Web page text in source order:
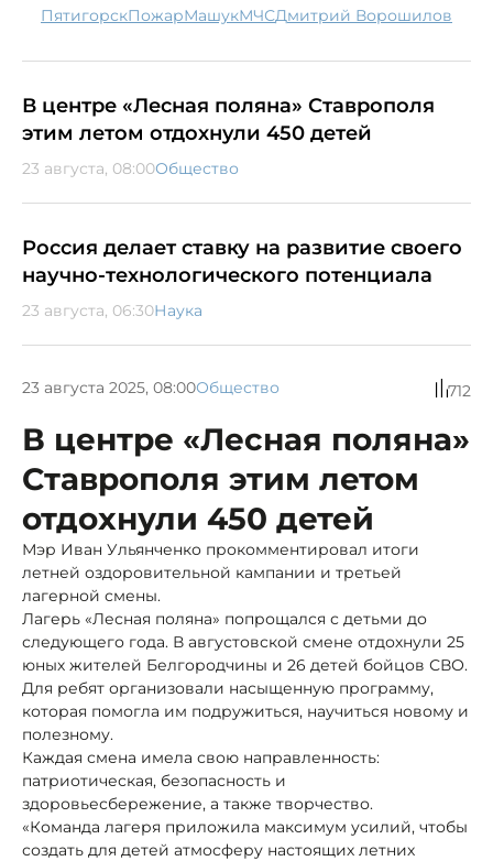
Пятигорск пожар Машук МЧС Дмитрий Ворошилов
В центре «Лесная поляна» Ставрополя
этим летом отдохнули 450 детей
23 августа, 08:00Общество
Россия делает ставку на развитие своего
научно-технологического потенциала
23 августа, 06:30Наука
23 августа 2025, 08:00Общество 712
В центре «Лесная поляна»
Ставрополя этим летом
отдохнули 450 детей
Мэр Иван Ульянченко прокомментировал итоги
летней оздоровительной кампании и третьей
лагерной смены.
Лагерь «Лесная поляна» попрощался с детьми до
следующего года. В августовской смене отдохнули 25
юных жителей Белгородчины и 26 детей бойцов СВО.
Для ребят организовали насыщенную программу,
которая помогла им подружиться, научиться новому и
полезному.
Каждая смена имела свою направленность:
патриотическая, безопасность и
здоровьесбережение, а также творчество.
«Команда лагеря приложила максимум усилий, чтобы
создать для детей атмосферу настоящих летних